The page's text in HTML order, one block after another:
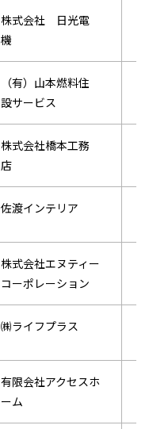
株式会社 日光電
機
（有）山本燃料住
設サービス
株式会社橋本工務
店
佐渡インテリア
株式会社エヌティー
コーポレーション
㈱ライフプラス
有限会社アクセスホ
ーム